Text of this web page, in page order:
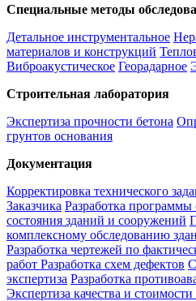
Специальные методы
Детальное инструментальное
материалов и конструкций
Виброакустическое Георадарное
Строительная лаборатория
Экспертиза прочности бетона
грунтов основания
Документация
Корректировка технического
Заказчика Разработка программы
состояния зданий и сооружений
комплексному обследованию
Разработка чертежей по
работ Разработка схем дефектов
экспертиза Разработка
Экспертиза качества и